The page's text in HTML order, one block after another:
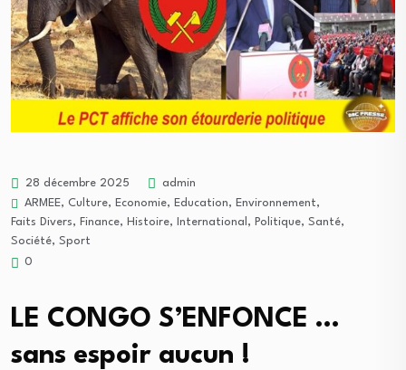
28 décembre 2025
admin
ARMEE, Culture, Economie, Education, Environnement,
Faits Divers, Finance, Histoire, International , Politique, Santé,
Société, Sport
0
LE CONGO S’ENFONCE …
sans espoir aucun !